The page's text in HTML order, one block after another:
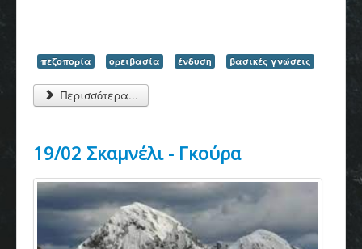
πεζοπορία ορειβασία ένδυση βασικές γνώσεις
Περισσότερα...
19/02 Σκαμνέλι - Γκούρα